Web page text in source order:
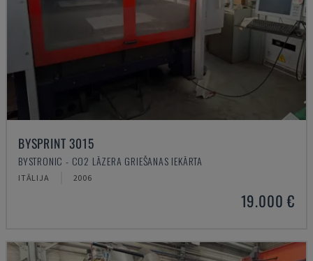
BYSPRINT 3015
BYSTRONIC - CO2 LĀZERA GRIEŠANAS IEKĀRTA
ITĀLIJA 2006
19.000 €